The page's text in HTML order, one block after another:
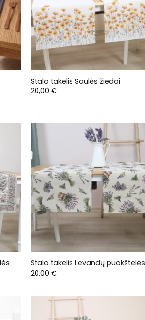
Stalo takelis Saulės žiedai
20,00 €
Stalo takelis Levandų puokštelės
20,00 €